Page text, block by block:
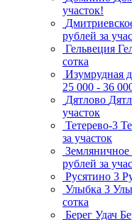
участок!
рублей за
Гельвеция
сотка
Изумрудная
25 000 - 36
Дятлово
участок
Тетерево-3
за участок
Земляничное
рублей за
Русятино 3
Улыбка 3
сотка
Берег Удач